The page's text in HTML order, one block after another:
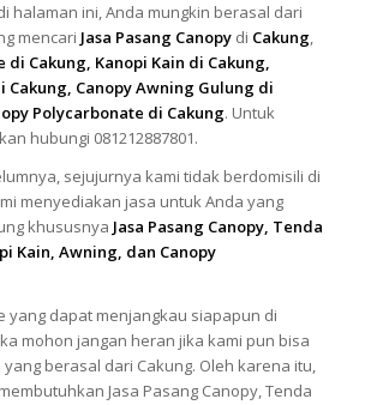
halaman ini, Anda mungkin berasal dari
mencari Jasa Pasang Canopy di Cakung,
di Cakung, Kanopi Kain di Cakung,
Cakung, Canopy Awning Gulung di
Polycarbonate di Cakung. Untuk
hubungi 081212887801.
sejujurnya kami tidak berdomisili di
menyediakan jasa untuk Anda yang
khususnya Jasa Pasang Canopy, Tenda
Kain, Awning, dan Canopy
yang dapat menjangkau siapapun di
mohon jangan heran jika kami pun bisa
berasal dari Cakung. Oleh karena itu,
Jasa Pasang Canopy, Tenda